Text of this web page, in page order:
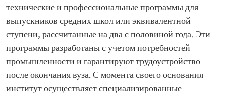
технические и профессиональные программы для
выпускников средних школ или эквивалентной
ступени, рассчитанные на два с половиной года. Эти
программы разработаны с учетом потребностей
промышленности и гарантируют трудоустройство
после окончания вуза. С момента своего основания
институт осуществляет специализированные